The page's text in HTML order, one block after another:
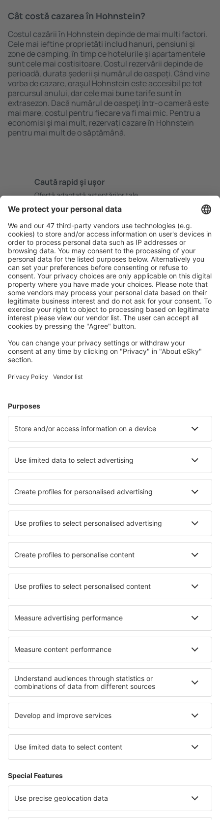
Cât costă cazarea în Hohnstein?
Costul cazării în Hohnstein depinde de mai mulți factori.
Cele mai ieftine proprietăți includ hanuri, pensiuni și
zone de camping, în timp ce hotelurile și apartamentele
sunt cele mai costisitoare. Costul rezervării depinde de
perioadă, durata șederii și numărul de oaspeți. Când vine
vorba de cazare, oraşul Hohnstein este accesibil pe tot
parcursul anului, dar cele mai bune tarife sunt în
extrasezon. Dacă numărul de oaspeţi ȋntr-o cameră este
mai mare, costul pentru fiecare va fi mai mic. Pentru a
economisi şi mai mult, rezervați cazare în Hohnstein
pentru mai mult de o săptămână.
Caută rapid şi uşor
Ofertă adaptată aşteptărilor tale.
Planifică ȋn siguranţă
Rezervare fără griji cu opțiune gratuită de anulare.
Economiseşte mai mult
Prețuri atractive și oferte speciale pentru utilizatorii
conectați.
Cazarea preferată
Alege din peste 1,3 mil. de opţiuni: hoteluri, cabane,
Cele mai căutate cazări de către utilizatorii eSky
Cazare în Heringsdorf
Cazare în Gromitz Cazare Westerhever
Cazare în Westerland Cazare în Kellenhusen
Cazare în Bad Schandau Cazare în Sellin
Cele mai bune locuri de cazare - orașe
Cazare în Kapolcs Cazare în Aubazine
Cazare în Tystberga Cazare în Ion Roata
Cazare în Acatlan de Juarez Cazare în Tradate
Cele mai bune locuri de cazare - regiuni
Cazare în Sylt Cazare on Baltic Sea Coast
Cazare in Renania-Palatinat Cazare in Chiemsee
Cazare in Saxonia Cazare in Guanajuato
Cazare în Sfânta Lucia Cazare in Faro